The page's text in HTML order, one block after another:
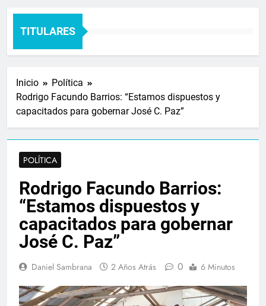
TITULARES
Inicio
Política
Rodrigo Facundo Barrios: “Estamos dispuestos y
capacitados para gobernar José C. Paz”
POLÍTICA
Rodrigo Facundo Barrios:
“Estamos dispuestos y
capacitados para gobernar
José C. Paz”
Daniel Sambrana 2 Años Atrás 0 6 Minutos